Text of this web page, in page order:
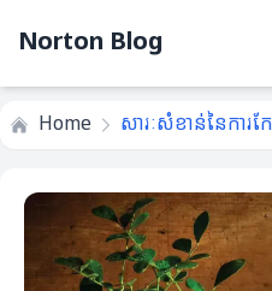
Norton Blog
Home សារៈសំខាន់នៃការក